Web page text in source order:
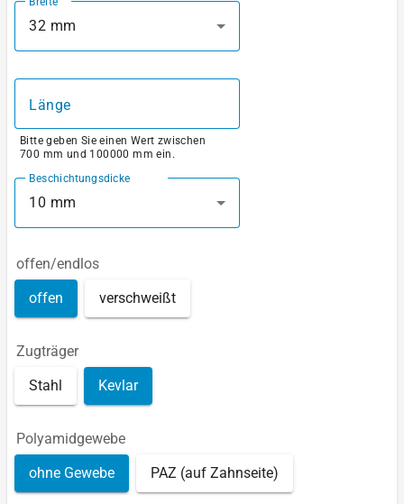
32 mm
Länge
Bitte geben Sie einen Wert zwischen
700 mm und 100000 mm ein.
Beschichtungsdicke
10 mm
offen/endlos
offen verschweißt
Zugträger
Stahl Kevlar
Polyamidgewebe
ohne Gewebe PAZ (auf Zahnseite)